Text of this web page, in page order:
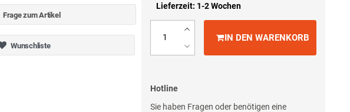
Lieferzeit: 1-2 Wochen
IN DEN WARENKORB
Hotline
Sie haben Fragen oder benötigen eine
Frage zum Artikel
Wunschliste